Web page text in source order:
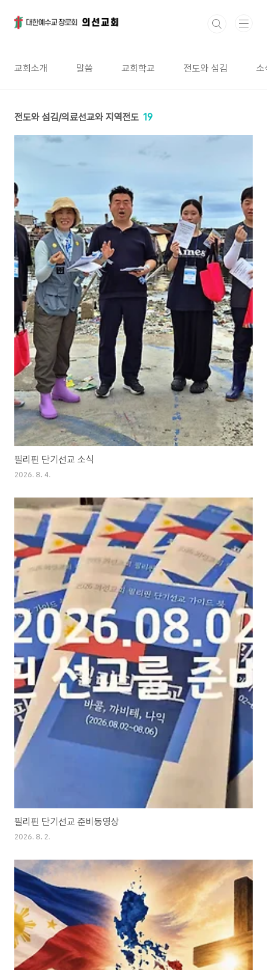
교회소개 말씀 교회학교 전도와 섬김 소
전도와 섬김/의료선교와 지역전도 19
필리핀 단기선교 소식
2026. 8. 4.
필리핀 단기선교 준비동영상
2026. 8. 2.